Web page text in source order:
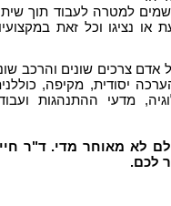
למטרה לעבוד תוך
נציגו וכל זאת
צרכים שונים והרכב
יסודית, מקיפה,
מדעי ההתנהגות
לא מאוחר מדי. ד"ר
לכם.